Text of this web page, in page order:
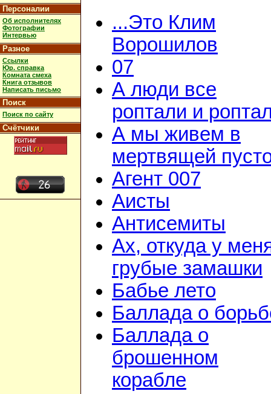
Персоналии
Об исполнителях
Фотографии
Интервью
Разное
Ссылки
Юр. справка
Комната смеха
Книга отзывов
Написать письмо
Поиск
Поиск по сайту
Счётчики
...Это Клим
Ворошилов
07
А люди все
роптали и
А мы живем в
мертвящей
Агент 007
Аисты
Антисемиты
Ах, откуда у
грубые замашки
Бабье лето
Баллада о
Баллада о
брошенном
корабле